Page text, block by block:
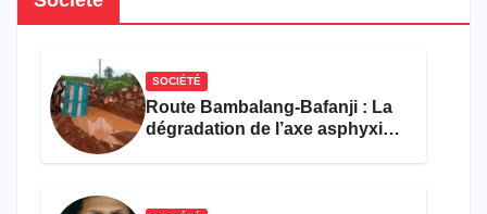
SOCIÉTÉ
Route Bambalang-Bafanji : La
dégradation de l’axe asphyxie